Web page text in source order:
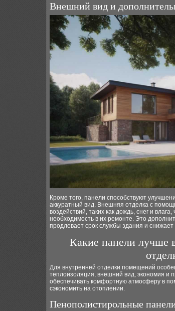
Внешний вид и
Кроме того, панели способствуют
аккуратный вид. Внешняя отделка с
воздействий, таких как дождь, снег и
необходимость в их ремонте. Это
продлевает срок службы здания и
Какие панели лучше
Для внутренней отделки помещений
теплоизоляция, внешний вид, экономия
обеспечивать комфортную атмосферу в
сэкономить на отоплении.
Пенополистирольные